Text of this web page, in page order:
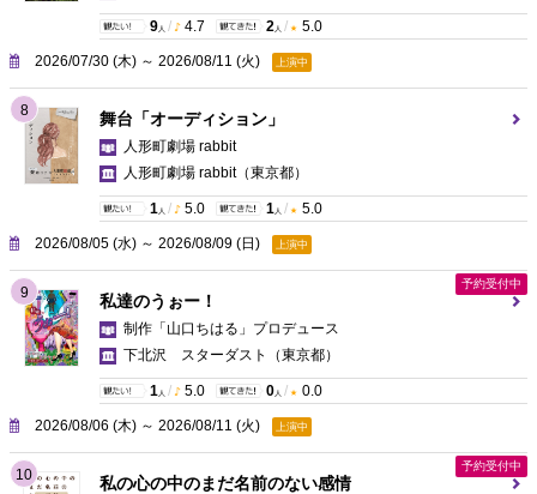
9 人 / 4.7 2 人 / 5.0
2026/07/30 (木) ～ 2026/08/11 (火) 上演中
8 舞台「オーディション」
人形町劇場 rabbit
人形町劇場 rabbit（東京都）
1 人 / 5.0 1 人 / 5.0
2026/08/05 (水) ～ 2026/08/09 (日) 上演中
9 私達のうぉー！
制作「山口ちはる」プロデュース
下北沢 スターダスト
（東京都）
1 人 / 5.0 0 人 / 0.0
2026/08/06 (木) ～ 2026/08/11 (火) 上演中
予約受付中
10 私の心の中のまだ名前のない感情
予約受付中